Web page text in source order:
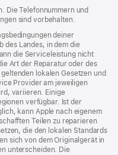
Die Telefonnummern und
sind vorbehalten.
deiner
des Landes, in dem die
die Serviceleistung nicht
Art der Reparatur oder des
lokalen Gesetzen und
Provider am jeweiligen
variieren. Einige
verfügbar. Ist der
kann Apple nach eigenem
Teilen zu reparieren
die den lokalen Standards
sich von dem Originalgerät in
unterscheiden. Die